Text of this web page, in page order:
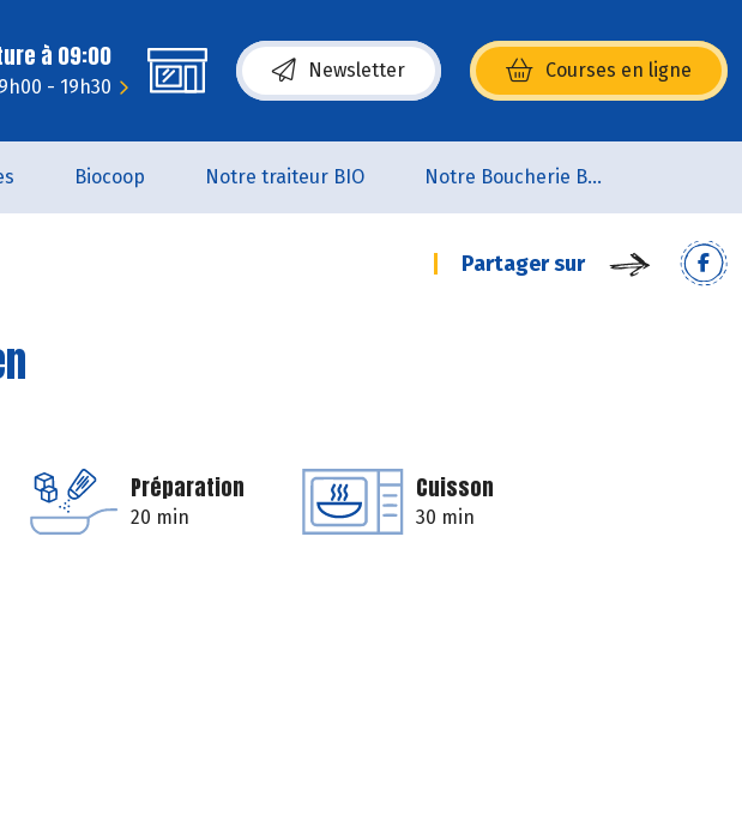
à 09:00
- 19h30
Newsletter Courses en ligne
(s’ouvre dans une nouvelle fenêtre)
Biocoop Notre traiteur BIO Notre Boucherie BIO
Partager sur
Préparation
20 min
Cuisson
30 min